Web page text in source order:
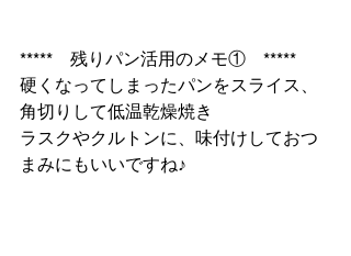
*****　残りパン活用のメモ①　*****
硬くなってしまったパンをスライス、
角切りして低温乾燥焼き
ラスクやクルトンに、味付けしておつ
まみにもいいですね♪